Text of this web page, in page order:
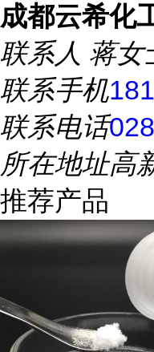
成都云希化
联系人 蒋女
联系手机
联系电话
所在地址高
推荐产品